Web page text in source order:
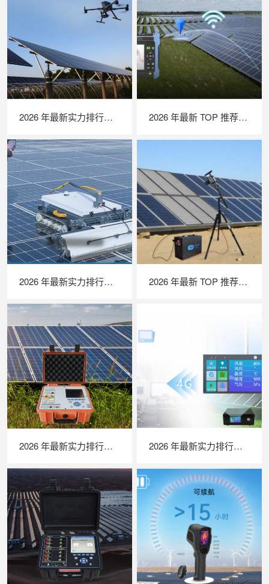
2026 年最新实力排行｜无人机 EL 检测系统 TOP 推荐，LAILX LXH210 深度解析 2026 年最新 TOP 推荐｜绝缘接地综合测试仪实力排行，LAILX LXH601 深度测评
2026 年最新实力排行｜光伏清洗机器人 TOP 推荐，LAILX LX‑H403 深度解析 2026 年最新 TOP 推荐｜便携式 EL 检测仪实力排行，LAILX LXG50 深度测评
2026 年最新实力排行｜便携式 IV 测试仪 TOP 推荐，LAILX LX‑PV31 深度解析 2026 年最新实力排行｜苏州 LAILX LXH506 便携式气象站深度解析